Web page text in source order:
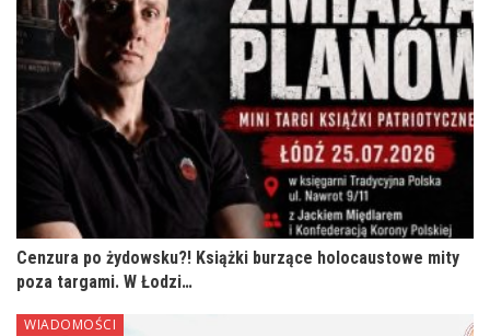
Cenzura po żydowsku?! Książki burzące holocaustowe mity
poza targami. W Łodzi…
WIADOMOŚCI